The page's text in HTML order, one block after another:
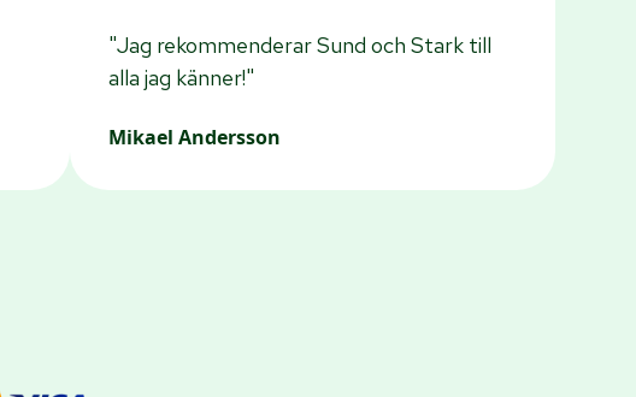
"Jag rekommenderar Sund och Stark till
alla jag känner!"
Mikael Andersson